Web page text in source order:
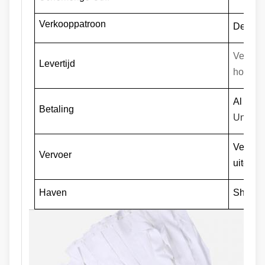
Verkooppatroon De
Levertijd
Betaling
Al
Union,
Vervoer
Haven